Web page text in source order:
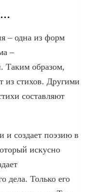
– одна из форм
–
Таким образом,
из стихов. Другими
составляют
и создает поэзию в
искусно
дела. Только его